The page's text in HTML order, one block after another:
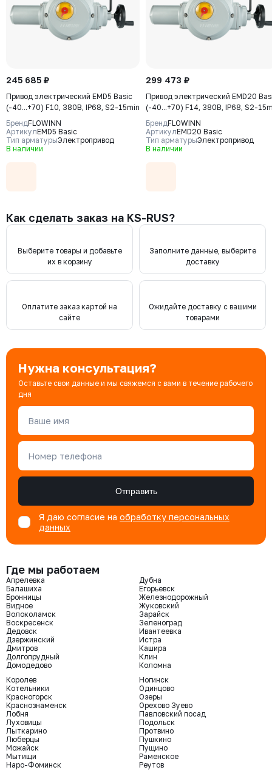
245 685 ₽
Привод электрический EMD5 Basic
(-40...+70) F10, 380В, IP68, S2-15min
БрендFLOWINN
АртикулEMD5 Basic
Тип арматурыЭлектропривод
В наличии
299 473 ₽
Привод электрический EMD20
(-40...+70) F14, 380В, IP68, S2-
БрендFLOWINN
АртикулEMD20 Basic
Тип арматурыЭлектропривод
В наличии
Как сделать заказ на KS-RUS?
Выберите товары и добавьте
их в корзину
Заполните данные, выберите
доставку
Оплатите заказ картой на
сайте
Ожидайте доставку с вашими
товарами
Нужна консультация?
Оставьте свои данные и мы свяжемся с вами в течение рабочего
дня
Ваше имя
Номер телефона
Отправить
Я даю согласие на обработку персональных
данных
Где мы работаем
Апрелевка
Балашиха
Бронницы
Видное
Волоколамск
Воскресенск
Дедовск
Дзержинский
Дмитров
Долгопрудный
Домодедово
Дубна
Егорьевск
Железнодорожный
Жуковский
Зарайск
Зеленоград
Ивантеевка
Истра
Кашира
Клин
Коломна
Королев
Котельники
Красногорск
Краснознаменск
Лобня
Луховицы
Лыткарино
Люберцы
Можайск
Мытищи
Наро-Фоминск
Ногинск
Одинцово
Озеры
Орехово Зуево
Павловский посад
Подольск
Протвино
Пушкино
Пущино
Раменское
Реутов